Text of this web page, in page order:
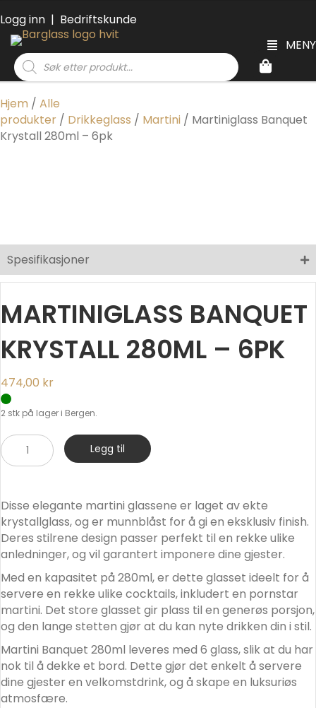
Logg inn | Bedriftskunde
MENY
Products
search
Hjem / Alle
produkter / Drikkeglass / Martini / Martiniglass Banquet
Krystall 280ml – 6pk
Spesifikasjoner
MARTINIGLASS BANQUET
KRYSTALL 280ML – 6PK
474,00 kr
2 stk på lager i Bergen.
Martiniglass
Banquet
-
6pk
antall
Legg til
Disse elegante martini glassene er laget av ekte
krystallglass, og er munnblåst for å gi en eksklusiv finish.
Deres stilrene design passer perfekt til en rekke ulike
anledninger, og vil garantert imponere dine gjester.
Med en kapasitet på 280ml, er dette glasset ideelt for å
servere en rekke ulike cocktails, inkludert en pornstar
martini. Det store glasset gir plass til en generøs porsjon,
og den lange stetten gjør at du kan nyte drikken din i stil.
Martini Banquet 280ml leveres med 6 glass, slik at du har
nok til å dekke et bord. Dette gjør det enkelt å servere
dine gjester en velkomstdrink, og å skape en luksuriøs
atmosfære.